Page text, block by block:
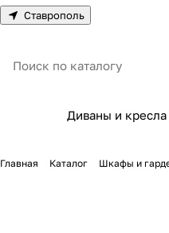
Ставрополь
Диваны и кресла
Главная Каталог Шкафы и